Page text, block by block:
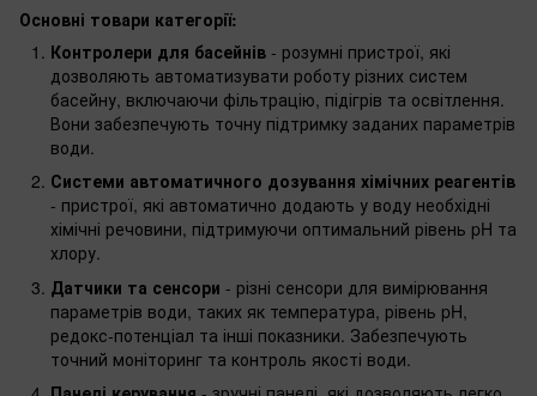
Основні товари категорії:
Контролери для басейнів - розумні пристрої, які
дозволяють автоматизувати роботу різних систем
басейну, включаючи фільтрацію, підігрів та освітлення.
Вони забезпечують точну підтримку заданих параметрів
води.
Системи автоматичного дозування хімічних реагентів
- пристрої, які автоматично додають у воду необхідні
хімічні речовини, підтримуючи оптимальний рівень pH та
хлору.
Датчики та сенсори - різні сенсори для вимірювання
параметрів води, таких як температура, рівень pH,
редокс-потенціал та інші показники. Забезпечують
точний моніторинг та контроль якості води.